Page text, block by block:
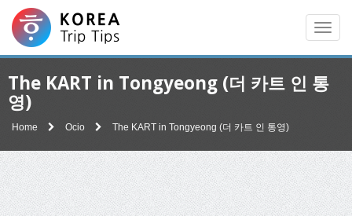
The KART in Tongyeong (더 카트 인 통
영)
Home Ocio The KART in Tongyeong (더 카트 인 통영)